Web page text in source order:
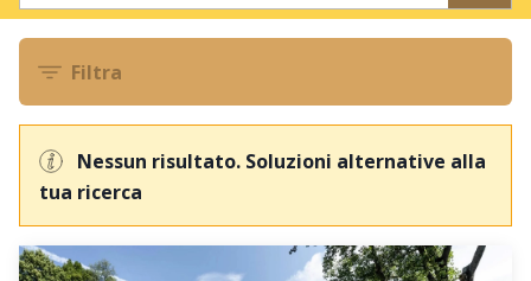
Filtra
Nessun risultato. Soluzioni alternative alla
tua ricerca